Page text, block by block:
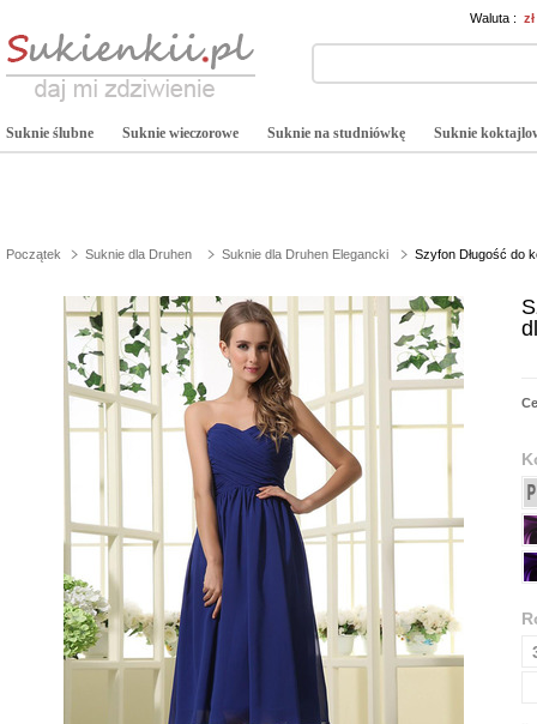
Waluta :
Suknie ślubne Suknie wieczorowe Suknie na studniówkę Suknie
Początek Suknie dla Druhen Suknie dla Druhen Elegancki Szyfon Długość do